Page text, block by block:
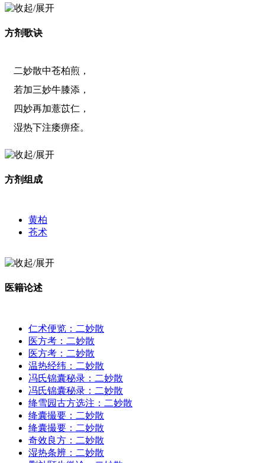
方剂歌诀
二妙散中苍柏煎，
若加三妙牛膝添，
四妙再加薏苡仁，
湿热下注痿痹痊。
方剂组成
黄柏
苍术
医籍论述
仁术便览：二妙散
医方考：二妙散
医方考：二妙散
温热经纬：二妙散
冯氏锦囊秘录：二妙散
冯氏锦囊秘录：二妙散
绛雪园古方选注：二妙散
绛囊撮要：二妙散
绛囊撮要：二妙散
奇效良方：二妙散
湿热条辨：二妙散